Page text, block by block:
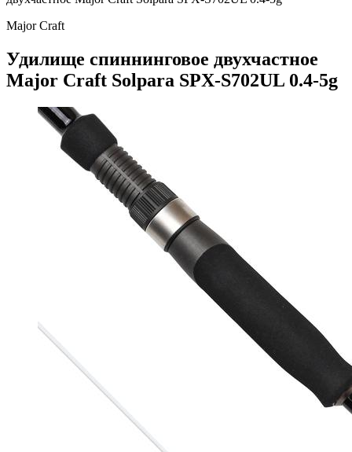
Major Craft
Удилище спиннинговое двухчастное
Major Craft Solpara SPX-S702UL 0.4-5g